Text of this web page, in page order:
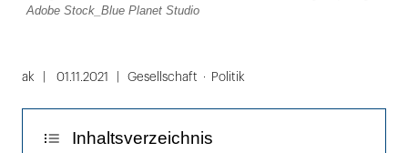
Adobe Stock_Blue Planet Studio
ak 01.11.2021 Gesellschaft Politik
Inhaltsverzeichnis